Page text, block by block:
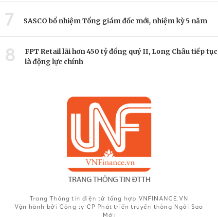
7 SASCO bổ nhiệm Tổng giám đốc mới, nhiệm kỳ 5 năm
8
FPT Retail lãi hơn 450 tỷ đồng quý II, Long Châu tiếp tục
là động lực chính
Trang Thông tin điện tử tổng hợp VNFINANCE.VN
Vận hành bởi Công ty CP Phát triển truyền thông Ngôi Sao
Mới